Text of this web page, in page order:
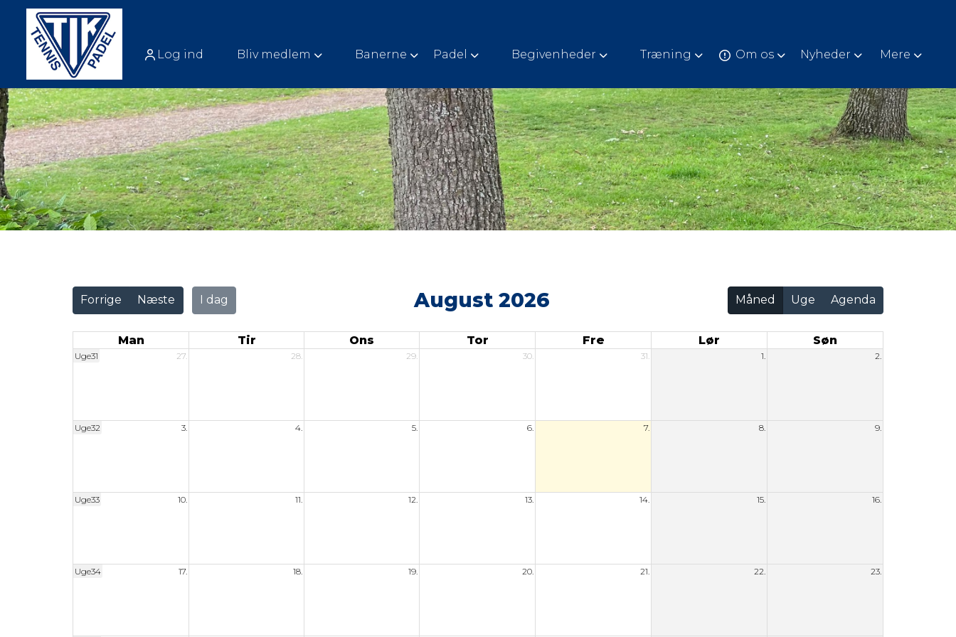
Log ind Bliv medlem Banerne Padel Begivenheder Træning Om os Nyheder Mere
Forrige Næste I dag August 2026 Måned Uge Agenda
Man Tir Ons Tor Fre Lør Søn
Uge31 27. 28. 29. 30. 31. 1. 2.
Uge32 3. 4. 5. 6. 7. 8. 9.
Uge33 10. 11. 12. 13. 14. 15. 16.
Uge34 17. 18. 19. 20. 21. 22. 23.